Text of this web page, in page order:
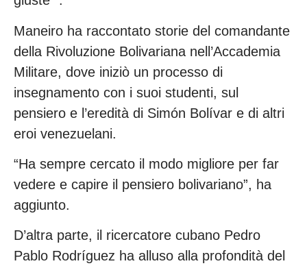
Maneiro ha raccontato storie del comandante
della Rivoluzione Bolivariana nell’Accademia
Militare, dove iniziò un processo di
insegnamento con i suoi studenti, sul
pensiero e l’eredità di Simón Bolívar e di altri
eroi venezuelani.
“Ha sempre cercato il modo migliore per far
vedere e capire il pensiero bolivariano”, ha
aggiunto.
D’altra parte, il ricercatore cubano Pedro
Pablo Rodríguez ha alluso alla profondità del